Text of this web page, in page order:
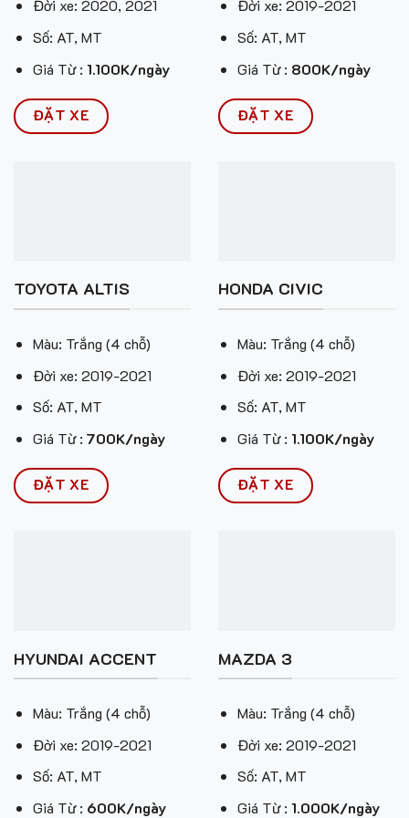
Đời xe: 2020, 2021
Số: AT, MT
Giá Từ : 1.100K/ngày
ĐẶT XE
Đời xe: 2019-2021
Số: AT, MT
Giá Từ : 800K/ngày
ĐẶT XE
TOYOTA ALTIS
Màu: Trắng (4 chỗ)
Đời xe: 2019-2021
Số: AT, MT
Giá Từ : 700K/ngày
ĐẶT XE
HONDA CIVIC
Màu: Trắng (4 chỗ)
Đời xe: 2019-2021
Số: AT, MT
Giá Từ : 1.100K/ngày
ĐẶT XE
HYUNDAI ACCENT
Màu: Trắng (4 chỗ)
Đời xe: 2019-2021
Số: AT, MT
Giá Từ : 600K/ngày
MAZDA 3
Màu: Trắng (4 chỗ)
Đời xe: 2019-2021
Số: AT, MT
Giá Từ : 1.000K/ngày